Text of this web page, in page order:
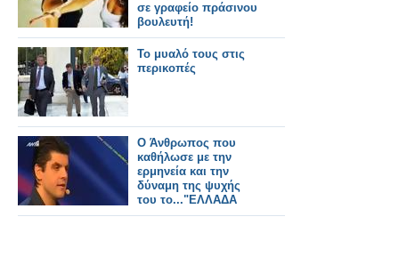
σε γραφείο πράσινου
βουλευτή!
Το μυαλό τους στις
περικοπές
Ο Άνθρωπος που
καθήλωσε με την
ερμηνεία και την
δύναμη της ψυχής
του το..."ΕΛΛΑΔΑ
ΕΧΕΙΣ ΤΑΛΕΝΤΟ"